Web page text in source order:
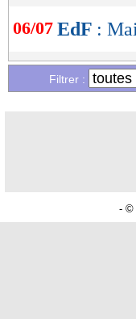
06/07 EdF :
Liste des
Filtrer :
- ©